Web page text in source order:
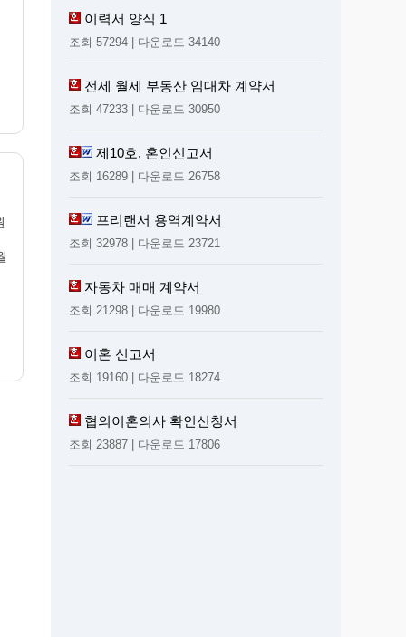
이력서 양식 1
조회 57294 | 다운로드 34140
전세 월세 부동산 임대차 계약서
조회 47233 | 다운로드 30950
제10호, 혼인신고서
조회 16289 | 다운로드 26758
프리랜서 용역계약서
조회 32978 | 다운로드 23721
자동차 매매 계약서
조회 21298 | 다운로드 19980
이혼 신고서
조회 19160 | 다운로드 18274
협의이혼의사 확인신청서
조회 23887 | 다운로드 17806